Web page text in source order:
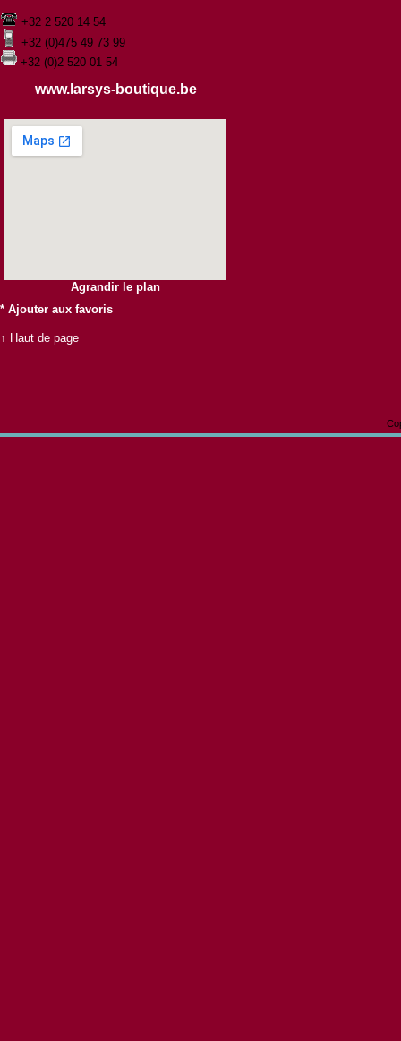
+32 2 520 14 54
+32 (0)475 49 73 99
+32 (0)2 520 01 54
www.larsys-boutique.be
Agrandir le plan
* Ajouter aux favoris
↑ Haut de page